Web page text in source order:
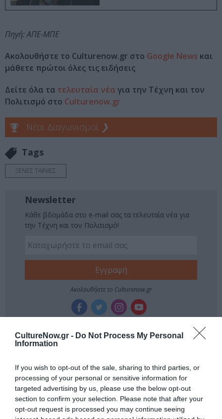
CultureNow.gr - Do Not Process My Personal
Information
If you wish to opt-out of the sale, sharing to third parties, or
processing of your personal or sensitive information for
targeted advertising by us, please use the below opt-out
section to confirm your selection. Please note that after your
opt-out request is processed you may continue seeing
Πηγή: ΑΠΕ-ΜΠΕ
Ακολουθήστε το Culturenow.gr στο Google News και
μάθετε πρώτοι όλες τις ειδήσεις
Δείτε όλα τα τελευταία νέα για την Τέχνη και τον
Πολιτισμό στο Culturenow.gr
Νέοι Διαγωνισμοί ❯
Tags
ΞΕΝΕΣ ΤΑΙΝΙΕΣ
Newsletter
Κάθε βδομάδα στο e-mail σας τα τελευταία νέα για
την Τέχνη και τον Πολιτισμό!
Ακολουθήστε το Culturenow.gr